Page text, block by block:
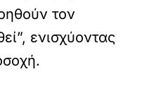
τον
ενισχύοντας